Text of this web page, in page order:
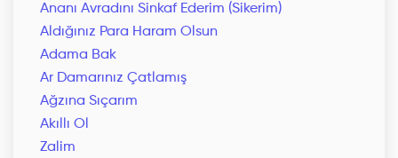
Ananı Avradını Sinkaf Ederim (Sikerim)
Aldığınız Para Haram Olsun
Adama Bak
Ar Damarınız Çatlamış
Ağzına Sıçarım
Akıllı Ol
Zalim